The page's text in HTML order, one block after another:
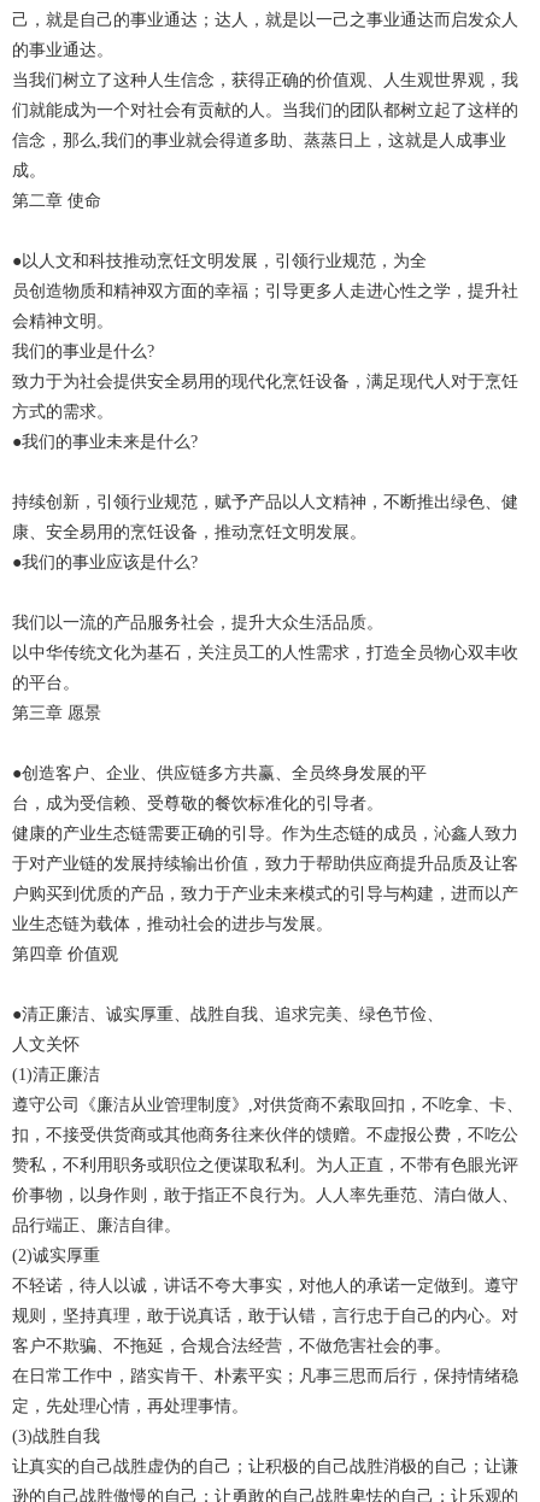
己，就是自己的事业通达；达人，就是以一己之事业通达而启发众人
的事业通达。
当我们树立了这种人生信念，获得正确的价值观、人生观世界观，我
们就能成为一个对社会有贡献的人。当我们的团队都树立起了这样的
信念，那么,我们的事业就会得道多助、蒸蒸日上，这就是人成事业
成。
第二章 使命
●以人文和科技推动烹饪文明发展，引领行业规范，为全
员创造物质和精神双方面的幸福；引导更多人走进心性之学，提升社
会精神文明。
我们的事业是什么?
致力于为社会提供安全易用的现代化烹饪设备，满足现代人对于烹饪
方式的需求。
●我们的事业未来是什么?
持续创新，引领行业规范，赋予产品以人文精神，不断推出绿色、健
康、安全易用的烹饪设备，推动烹饪文明发展。
●我们的事业应该是什么?
我们以一流的产品服务社会，提升大众生活品质。
以中华传统文化为基石，关注员工的人性需求，打造全员物心双丰收
的平台。
第三章 愿景
●创造客户、企业、供应链多方共赢、全员终身发展的平
台，成为受信赖、受尊敬的餐饮标准化的引导者。
健康的产业生态链需要正确的引导。作为生态链的成员，沁鑫人致力
于对产业链的发展持续输出价值，致力于帮助供应商提升品质及让客
户购买到优质的产品，致力于产业未来模式的引导与构建，进而以产
业生态链为载体，推动社会的进步与发展。
第四章 价值观
●清正廉洁、诚实厚重、战胜自我、追求完美、绿色节俭、
人文关怀
(1)清正廉洁
遵守公司《廉洁从业管理制度》,对供货商不索取回扣，不吃拿、卡、
扣，不接受供货商或其他商务往来伙伴的馈赠。不虚报公费，不吃公
赞私，不利用职务或职位之便谋取私利。为人正直，不带有色眼光评
价事物，以身作则，敢于指正不良行为。人人率先垂范、清白做人、
品行端正、廉洁自律。
(2)诚实厚重
不轻诺，待人以诚，讲话不夸大事实，对他人的承诺一定做到。遵守
规则，坚持真理，敢于说真话，敢于认错，言行忠于自己的内心。对
客户不欺骗、不拖延，合规合法经营，不做危害社会的事。
在日常工作中，踏实肯干、朴素平实；凡事三思而后行，保持情绪稳
定，先处理心情，再处理事情。
(3)战胜自我
让真实的自己战胜虚伪的自己；让积极的自己战胜消极的自己；让谦
逊的自己战胜傲慢的自己；让勇敢的自己战胜卑怯的自己；让乐观的